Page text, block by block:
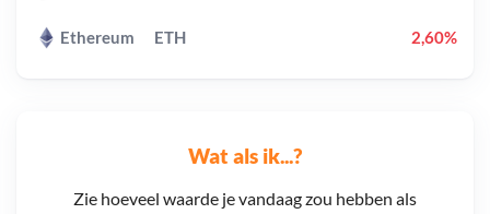
Wat als ik...?
Zie hoeveel waarde je vandaag zou hebben als
Ethereum ETH 2,60%